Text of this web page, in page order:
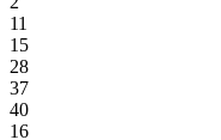
11
15
28
37
40
16